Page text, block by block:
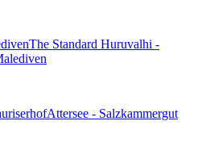
The Standard Huruvalhi -
Attersee - Salzkammergut